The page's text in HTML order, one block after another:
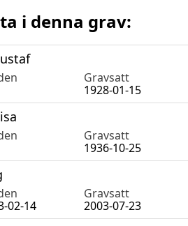
i denna grav:
Gravsatt
1928-01-15
Gravsatt
1936-10-25
Gravsatt
02-14 2003-07-23